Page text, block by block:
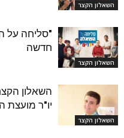
השאלון הקצר
השאלון הקצר
"סליחה על
חדשה
השאלון הקצר
השאלון
יו"ר מועצת